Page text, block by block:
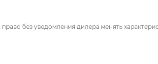
без уведомления дилера менять